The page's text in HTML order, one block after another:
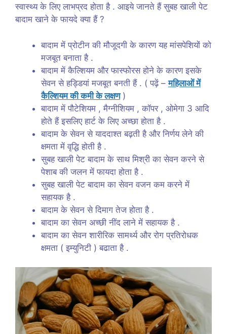
स्वास्थ्य के लिए लाभप्रद होता है . आइये जानते हैं सुबह खाली पेट
बादाम खाने के फायदे क्या हैं ?
बादाम में प्रोटीन की मौजूदगी के कारण यह मांसपेशियों को
मजबूत बनाता है .
बादाम में कैल्शियम और फास्फोरस होने के कारण इसके
सेवन से हड्डियां मजबूत बनती हैं . ( पढ़ें –महिलाओं में
कैल्शियम की कमी के लक्षण)
बादाम में पौटेशियम , मैग्नीशियम , कॉपर , ओमेगा 3 आदि
होते हैं इसलिए हार्ट के लिए अच्छा होता है .
बादाम के सेवन से याददाश्त बढ़ती है और निर्णय लेने की
क्षमता में वृद्धि होती है .
सुबह खाली पेट बादाम के साथ मिश्री का सेवन करने से
पेशाब की जलन में फायदा होता है .
सुबह खाली पेट बादाम का सेवन वजन कम करने में
सहायक है .
बादाम के सेवन से दिमाग तेज होता है .
बादाम का सेवन अच्छी नींद लाने में सहायक है .
बादाम का सेवन शारीरिक सामर्थ्य और रोग प्रतिरोधक
क्षमता ( इम्युनिटी ) बढाता है .